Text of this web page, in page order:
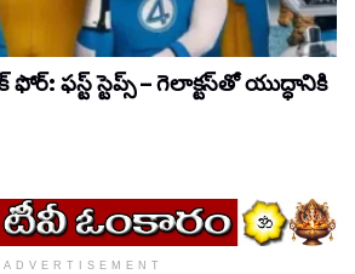
ఫస్ట్ స్టెప్స్ – గెలాక్టస్‌తో యుద్ధానికి
ADVERTISEMENT